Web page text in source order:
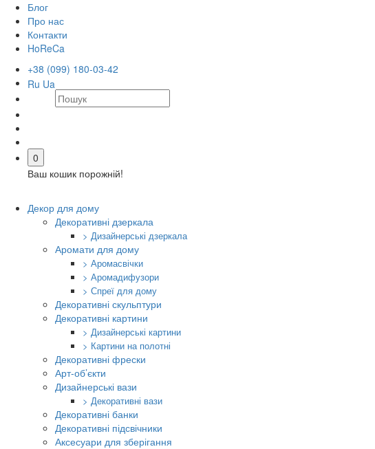
Блог
Про нас
Контакти
HoReCa
+38 (099) 180-03-42
Ru Ua
0
Ваш кошик порожній!
Декор для дому
Декоративні дзеркала
> Дизайнерські дзеркала
Аромати для дому
> Аромасвічки
> Аромадифузори
> Спреї для дому
Декоративні скульптури
Декоративні картини
> Дизайнерські картини
> Картини на полотні
Декоративні фрески
Арт-об’єкти
Дизайнерські вази
> Декоративні вази
Декоративні банки
Декоративні підсвічники
Аксесуари для зберігання